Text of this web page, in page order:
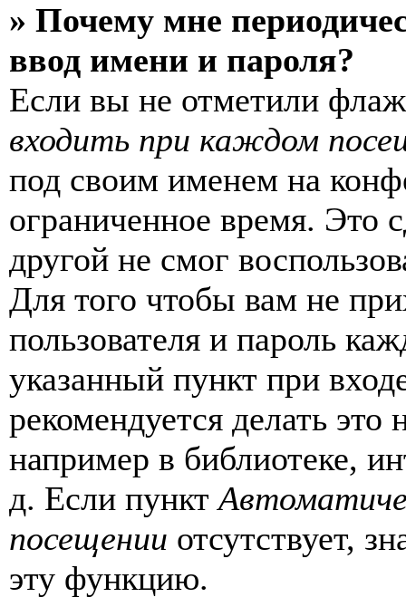
» Почему мне
ввод имени и пароля?
Если вы не отметили
входить при каждом
под своим именем на
ограниченное время. Это
другой не смог
Для того чтобы вам не
пользователя и пароль
указанный пункт при
рекомендуется делать
например в библиотеке,
д. Если пункт
посещении отсутствует,
эту функцию.